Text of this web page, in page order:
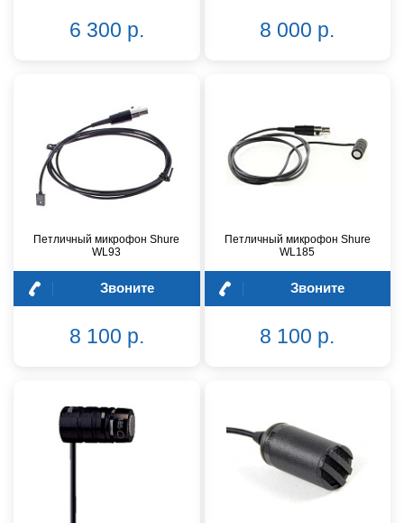
6 300 р. 8 000 р.
Петличный микрофон Shure
WL93
Звоните
8 100 р.
Петличный микрофон Shure
WL185
Звоните
8 100 р.